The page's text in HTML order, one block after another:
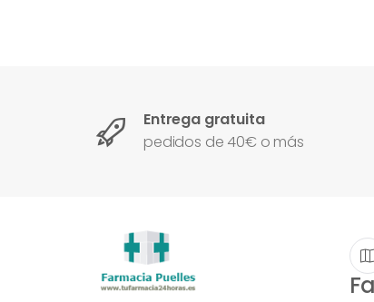
Entrega gratuita
pedidos de 40€ o más